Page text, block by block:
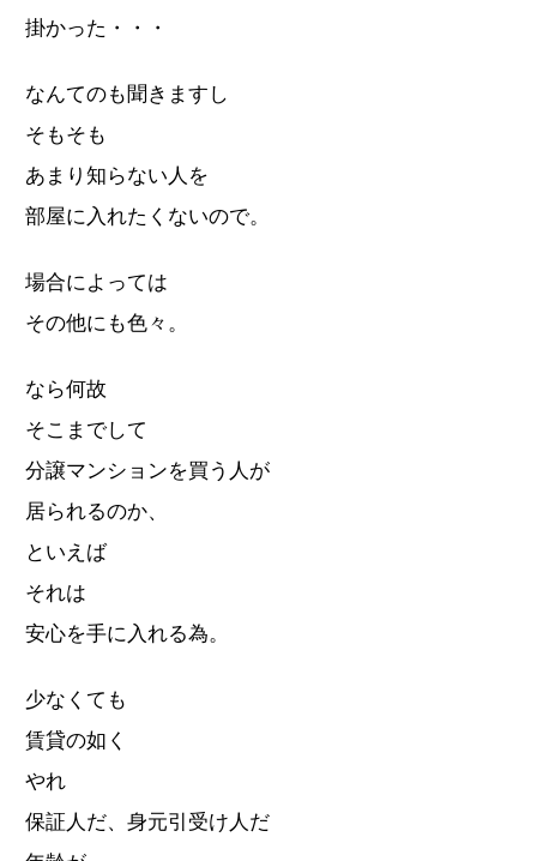
掛かった・・・
なんてのも聞きますし
そもそも
あまり知らない人を
部屋に入れたくないので。
場合によっては
その他にも色々。
なら何故
そこまでして
分譲マンションを買う人が
居られるのか、
といえば
それは
安心を手に入れる為。
少なくても
賃貸の如く
やれ
保証人だ、身元引受け人だ